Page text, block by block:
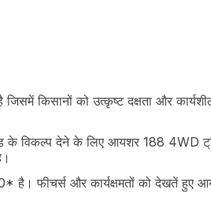
किसानों को उत्कृष्ट दक्षता और
के विकल्प देने के लिए आयशर 188
फीचर्स और कार्यक्षमतों को देखतें हुए